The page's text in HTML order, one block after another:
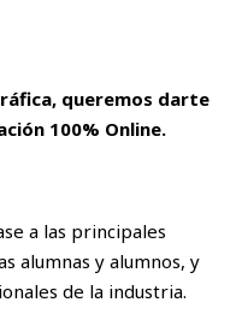
queremos darte
100% Online.
a las principales
alumnas y alumnos, y
de la industria.